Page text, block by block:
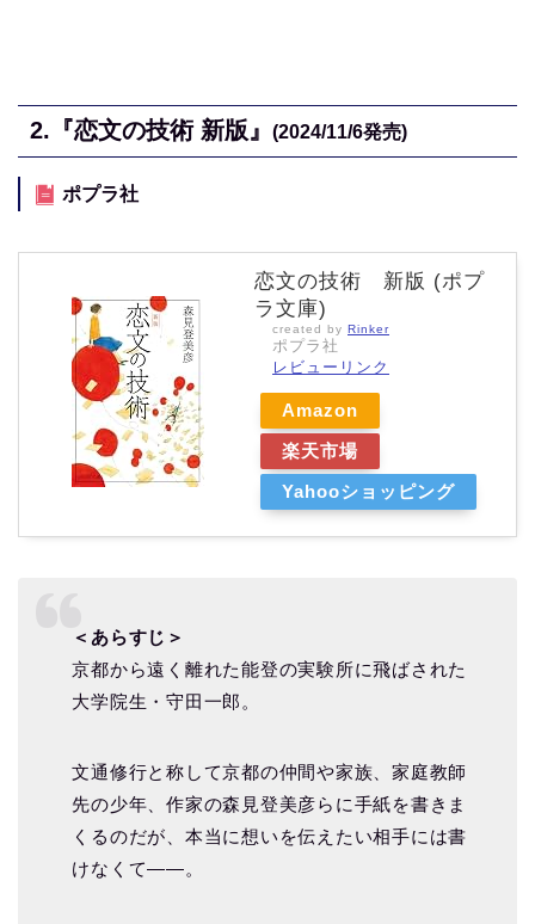
2.『恋文の技術 新版』 (2024/11/6発売)
ポプラ社
恋文の技術 新版 (ポプ
ラ文庫)
created by Rinker
ポプラ社
レビューリンク
Amazon
楽天市場
Yahooショッピング
＜あらすじ＞
京都から遠く離れた能登の実験所に飛ばされた
大学院生・守田一郎。
文通修行と称して京都の仲間や家族、家庭教師
先の少年、作家の森見登美彦らに手紙を書きま
くるのだが、本当に想いを伝えたい相手には書
けなくて――。